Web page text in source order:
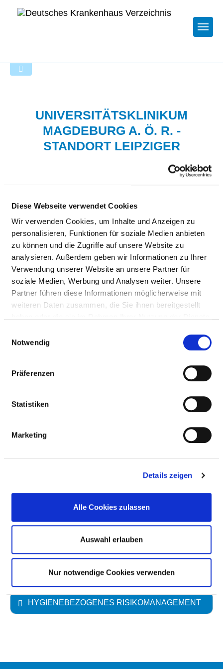
Diese Webseite verwendet Cookies
Wir verwenden Cookies, um Inhalte und Anzeigen zu
personalisieren, Funktionen für soziale Medien anbieten
zu können und die Zugriffe auf unsere Website zu
analysieren. Außerdem geben wir Informationen zu Ihrer
Verwendung unserer Website an unsere Partner für
soziale Medien, Werbung und Analysen weiter. Unsere
Partner führen diese Informationen möglicherweise mit
weiteren Daten zusammen, die Sie ihnen bereitgestellt
Notwendig
Präferenzen
Statistiken
Marketing
Details zeigen
Alle Cookies zulassen
Auswahl erlauben
Nur notwendige Cookies verwenden
UNIVERSITÄTSKLINIKUM
MAGDEBURG A. Ö. R. -
STANDORT LEIPZIGER
HYGIENE
HYGIENEBEAUFTRAGTE/R
MASSNAHMEN
UMGANG MIT WUNDEN
HÄNDEDESINFEKTION
UMGANG MIT MRE /MRSA
HYGIENEBEZOGENES RISIKOMANAGEMENT